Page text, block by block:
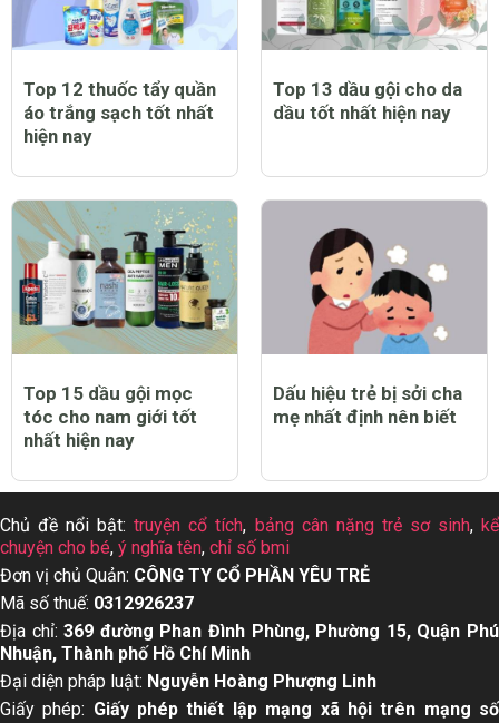
Top 12 thuốc tẩy quần
áo trắng sạch tốt nhất
hiện nay
Top 13 dầu gội cho da
dầu tốt nhất hiện nay
Top 15 dầu gội mọc
tóc cho nam giới tốt
nhất hiện nay
Dấu hiệu trẻ bị sởi cha
mẹ nhất định nên biết
Chủ đề nổi bật:truyện cổ tích, bảng cân nặng trẻ sơ sinh,kể
chuyện cho bé, ý nghĩa tên, chỉ số bmi
Đơn vị chủ Quản: CÔNG TY CỔ PHẦN YÊU TRẺ
Mã số thuế: 0312926237
Địa chỉ:369 đường Phan Đình Phùng, Phường 15, Quận Phú
Nhuận, Thành phố Hồ Chí Minh
Đại diện pháp luật: Nguyễn Hoàng Phượng Linh
Giấy phép: Giấy phép thiết lập mạng xã hội trên mạng số